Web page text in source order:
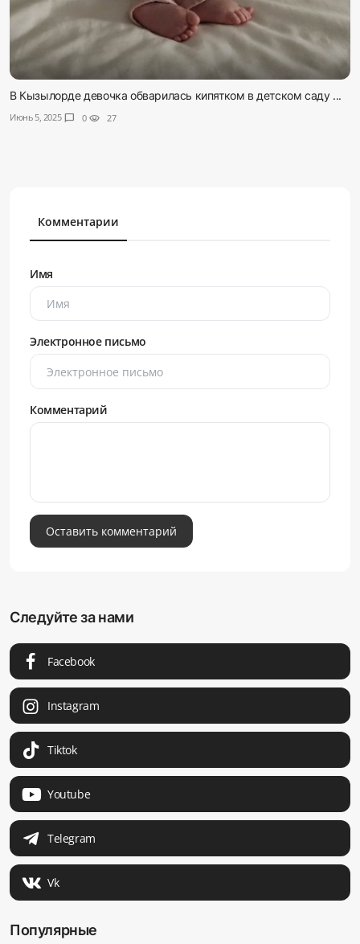
В Кызылорде девочка обварилась кипятком в детском саду ...
Июнь 5, 2025 chat_bubble 0 visibility 27
Комментарии
Имя
Электронное письмо
Комментарий
Оставить комментарий
Следуйте за нами
Facebook
Instagram
Tiktok
Youtube
Telegram
Vk
Популярные